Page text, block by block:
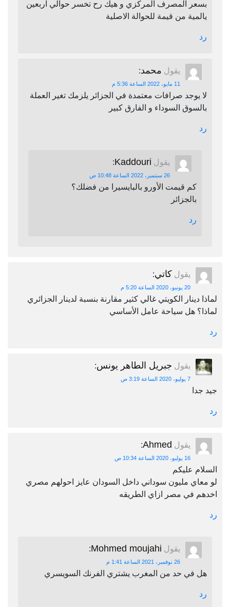
بسعر المصرف المركزي و هيك رح تخسر حوالي اربعين
يالمية من قيمة للحوالة الاصلية
رد
يقول محمد:
11 مايو، 2022 الساعة 5:36 م
لا يوجد صرافات معتمدة في الجزائر يلزمك تغير العملة
بالسوق السوداء و الفارق كبير
رد
يقول Kaddouri
:
26 سبتمبر، 2022 الساعة 10:48 ص
كم قيمت الأورو بالبايسيرا من فضلك؟
بالجزائر
رد
يقول كاتي:
20 يونيو، 2020 الساعة 5:20 م
لماذا دينار الكويتي غالي كثير مقارنة بنسبة لدينار الجزائري
لماذا؟ هل سياحة عامل الأساسي
رد
يقول جبريل الطاهر يونس:
7 يوليو، 2020 الساعة 3:19 ص
جيد جدا
رد
يقول Ahmed
:
16 يوليو، 2020 الساعة 10:34 ص
السلام عليكم
لو معاي مليون سوداني داخل السودان عايز احولهم مصري
اخدهم في مصر ازاي الطريقه
رد
يقول Mohmed moujahi
:
26 نوفمبر، 2021 الساعة 1:41 م
هل في حد من المغرب يشتري الفرنك السويسري
رد